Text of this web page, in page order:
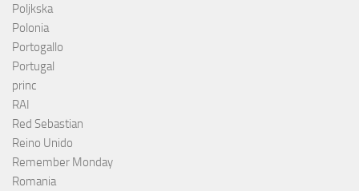
Poljkska
Polonia
Portogallo
Portugal
princ
RAI
Red Sebastian
Reino Unido
Remember Monday
Romania